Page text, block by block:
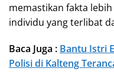
memastikan fakta
individu yang terlibat
Baca Juga : Bantu Istri
Polisi di Kalteng